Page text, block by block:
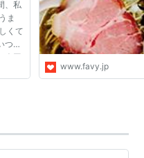
、私
ま
くて
つも
今回
ま
www.favy.jp